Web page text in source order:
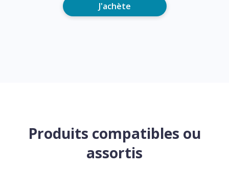
J'achète
Produits compatibles ou
assortis